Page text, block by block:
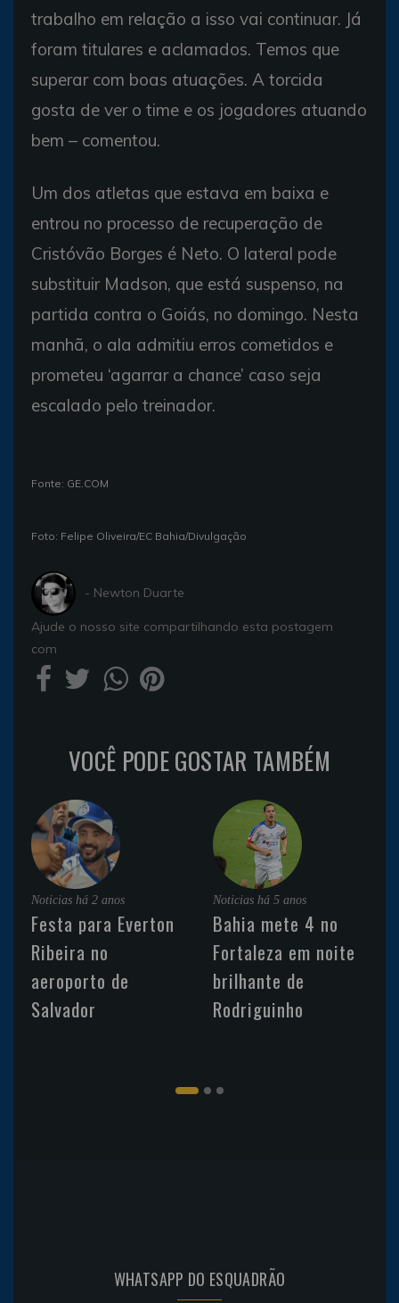
trabalho em relação a isso vai continuar. Já
foram titulares e aclamados. Temos que
superar com boas atuações. A torcida
gosta de ver o time e os jogadores atuando
bem – comentou.
Um dos atletas que estava em baixa e
entrou no processo de recuperação de
Cristóvão Borges é Neto. O lateral pode
substituir Madson, que está suspenso, na
partida contra o Goiás, no domingo. Nesta
manhã, o ala admitiu erros cometidos e
prometeu ‘agarrar a chance’ caso seja
escalado pelo treinador.
Fonte: GE.COM
Foto: Felipe Oliveira/EC Bahia/Divulgação
- Newton Duarte
Ajude o nosso site compartilhando esta postagem
com
VOCÊ PODE GOSTAR TAMBÉM
Noticias há 2 anos
Festa para Everton
Ribeira no
aeroporto de
Salvador
Noticias há 5 anos
Bahia mete 4 no
Fortaleza em noite
brilhante de
Rodriguinho
WHATSAPP DO ESQUADRÃO